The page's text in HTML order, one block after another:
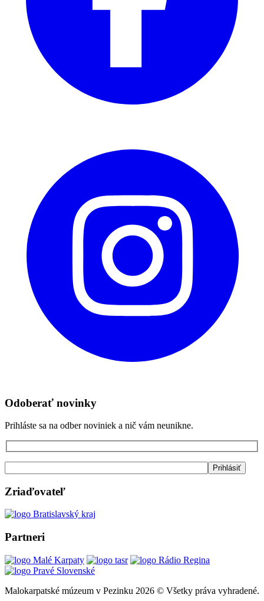
Odoberať novinky
Prihláste sa na odber noviniek a nič vám neunikne.
Zriaďovateľ
Partneri
Malokarpatské múzeum v Pezinku 2026 © Všetky práva vyhradené.